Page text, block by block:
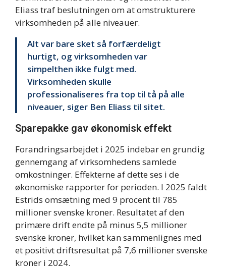
Eliass traf beslutningen om at omstrukturere
virksomheden på alle niveauer.
Alt var bare sket så forfærdeligt
hurtigt, og virksomheden var
simpelthen ikke fulgt med.
Virksomheden skulle
professionaliseres fra top til tå på alle
niveauer, siger Ben Eliass til sitet.
Sparepakke gav økonomisk effekt
Forandringsarbejdet i 2025 indebar en grundig
gennemgang af virksomhedens samlede
omkostninger. Effekterne af dette ses i de
økonomiske rapporter for perioden. I 2025 faldt
Estrids omsætning med 9 procent til 785
millioner svenske kroner. Resultatet af den
primære drift endte på minus 5,5 millioner
svenske kroner, hvilket kan sammenlignes med
et positivt driftsresultat på 7,6 millioner svenske
kroner i 2024.